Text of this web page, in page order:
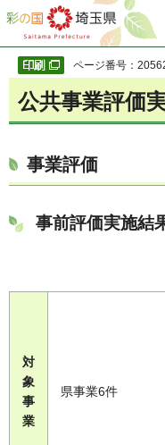
彩の国 埼玉県
ページ番号：
公共事業評価
事業評価
事前評価実施結
対
象
事
業
県事業6件